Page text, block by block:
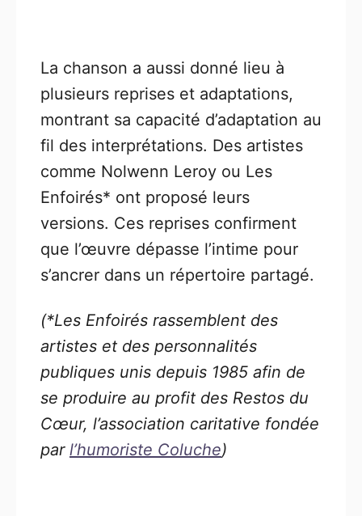
La chanson a aussi donné lieu à
plusieurs reprises et adaptations,
montrant sa capacité d’adaptation au
fil des interprétations. Des artistes
comme Nolwenn Leroy ou Les
Enfoirés* ont proposé leurs
versions. Ces reprises confirment
que l’œuvre dépasse l’intime pour
s’ancrer dans un répertoire partagé.
(*Les Enfoirés rassemblent des
artistes et des personnalités
publiques unis depuis 1985 afin de
se produire au profit des Restos du
Cœur, l’association caritative fondée
par l’humoriste Coluche)